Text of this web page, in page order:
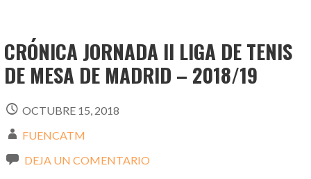
CRÓNICA JORNADA II LIGA DE TENIS
DE MESA DE MADRID – 2018/19
OCTUBRE 15, 2018
FUENCATM
DEJA UN COMENTARIO